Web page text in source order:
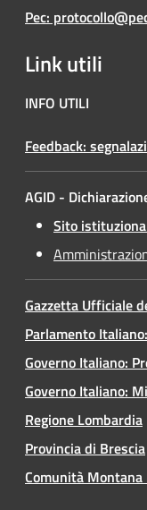
Pec:
Link utili
INFO UTILI
Feedback:
AGID -
Sito
Gazzetta Ufficiale
Parlamento
Governo Italiano:
Governo Italiano:
Regione Lombardia
Provincia di Brescia
Comunità Montana